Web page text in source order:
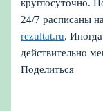
круглосуточно.
24/7 расписаны
rezultat.ru.
действительно
Поделиться